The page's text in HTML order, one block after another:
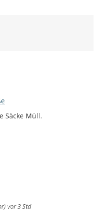
Säcke Müll.
vor 3 Std